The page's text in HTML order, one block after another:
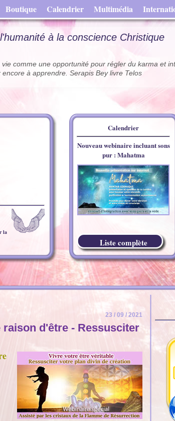
Boutique Calendrier Multimédia
à la conscience Christique
comme une opportunité pour régler du karma et
encore à apprendre. Serapis Bey livre Telos
la
Calendrier
Nouveau webinaire incluant sons
pur : Mahatma
Liste complète
23 / 09 / 2021
d'être - Ressusciter